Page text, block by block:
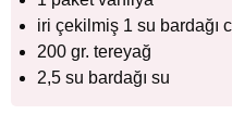
iri çekilmiş 1 su bardağı
200 gr. tereyağ
2,5 su bardağı su